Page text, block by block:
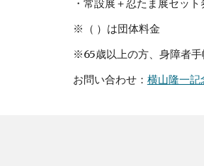
・常設展＋忍たま展セッ
※（ ）は団体料金
※65歳以上の方、身障者手
お問い合わせ： 横山隆一記